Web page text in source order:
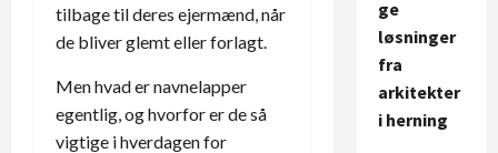
tilbage til deres ejermænd, når
de bliver glemt eller forlagt.
Men hvad er navnelapper
egentlig, og hvorfor er de så
vigtige i hverdagen for
ge
løsninger
fra
arkitekter
i herning